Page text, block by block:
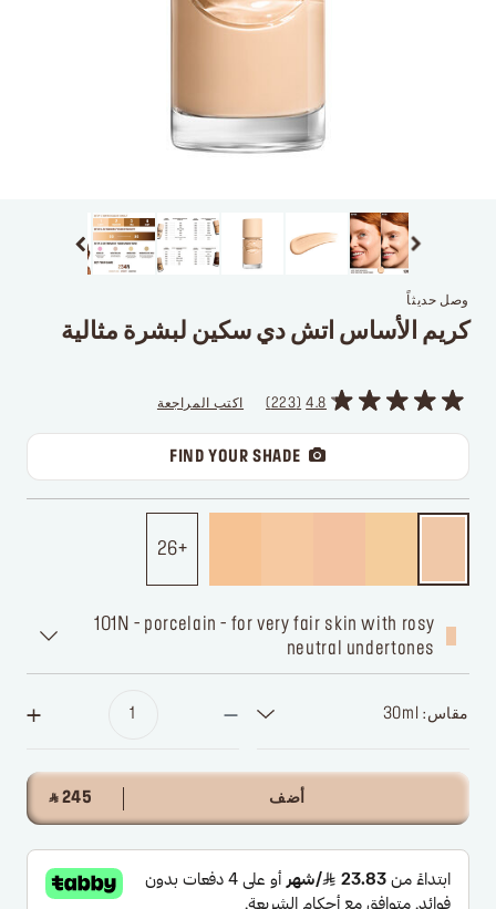
وصل حديثاً
كريم الأساس اتش دي سكين لبشرة مثالية
4.8
223 اكتب المراجعة
FIND YOUR SHADE
26
101N - porcelain - for very fair skin with rosy
neutral undertones
مقاس: 30ml
أضف ‎ ⃁ 245 ‎